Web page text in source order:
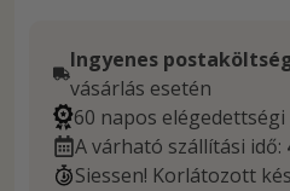
Ingyenes
vásárlás esetén
60 napos
A várható szállítási idő:
Siessen! Korlátozott